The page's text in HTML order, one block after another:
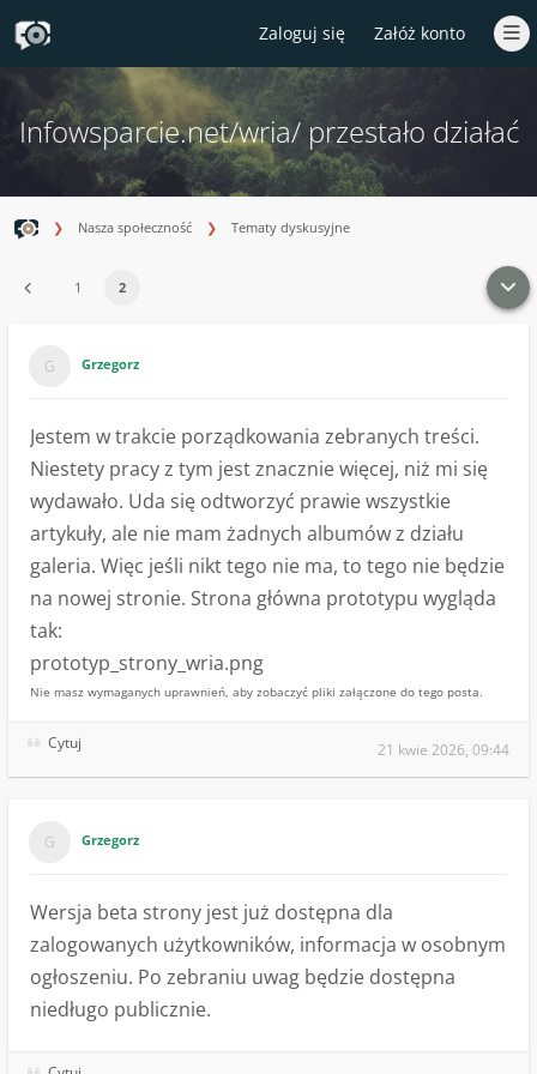
Zaloguj się Załóż konto
Infowsparcie.net/wria/ przestało działać
Nasza społeczność Tematy dyskusyjne
1 2
Grzegorz
Jestem w trakcie porządkowania zebranych treści.
Niestety pracy z tym jest znacznie więcej, niż mi się
wydawało. Uda się odtworzyć prawie wszystkie
artykuły, ale nie mam żadnych albumów z działu
galeria. Więc jeśli nikt tego nie ma, to tego nie będzie
na nowej stronie. Strona główna prototypu wygląda
tak:
prototyp_strony_wria.png
Nie masz wymaganych uprawnień, aby zobaczyć pliki załączone do tego posta.
Cytuj 21 kwie 2026, 09:44
Grzegorz
Wersja beta strony jest już dostępna dla
zalogowanych użytkowników, informacja w osobnym
ogłoszeniu. Po zebraniu uwag będzie dostępna
niedługo publicznie.